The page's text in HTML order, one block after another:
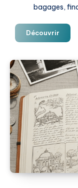
bagages,
Découvrir
:
Tout
pour
Votre